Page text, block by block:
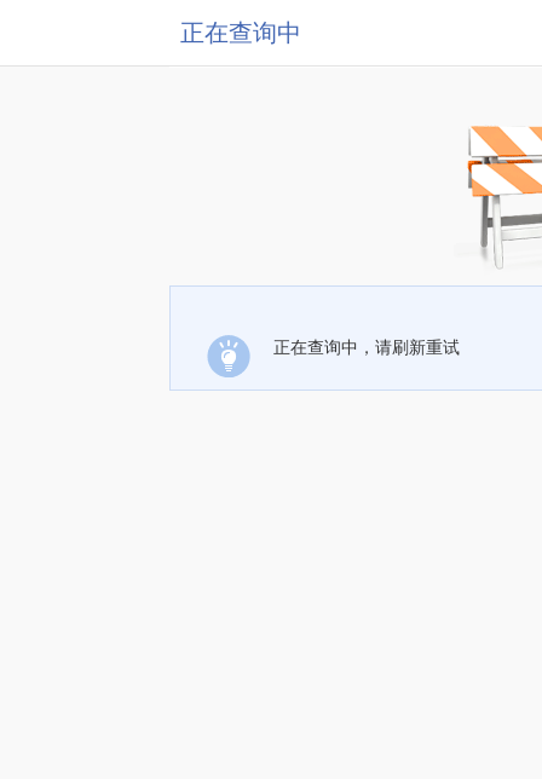
正在查询中
正在查询中，请刷新重试